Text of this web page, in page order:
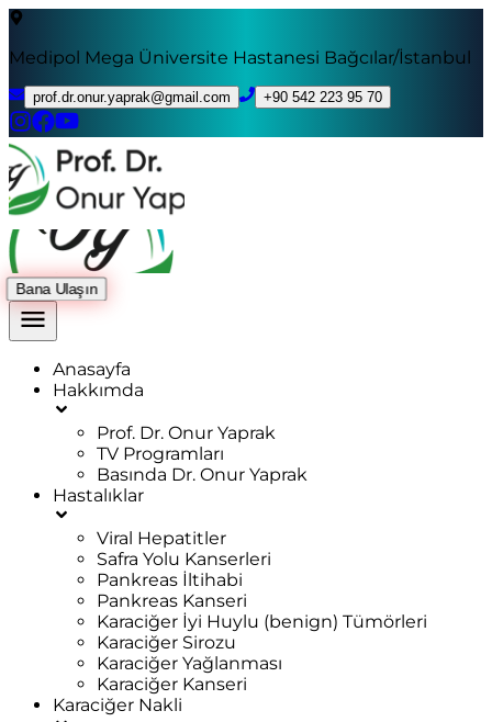
Medipol Mega Üniversite Hastanesi Bağcılar/İstanbul
prof.dr.onur.yaprak@gmail.com +90 542 223 95 70
Bana Ulaşın
Anasayfa
Hakkımda
Prof. Dr. Onur Yaprak
TV Programları
Basında Dr. Onur Yaprak
Hastalıklar
Viral Hepatitler
Safra Yolu Kanserleri
Pankreas İltihabi
Pankreas Kanseri
Karaciğer İyi Huylu (benign) Tümörleri
Karaciğer Sirozu
Karaciğer Yağlanması
Karaciğer Kanseri
Karaciğer Nakli